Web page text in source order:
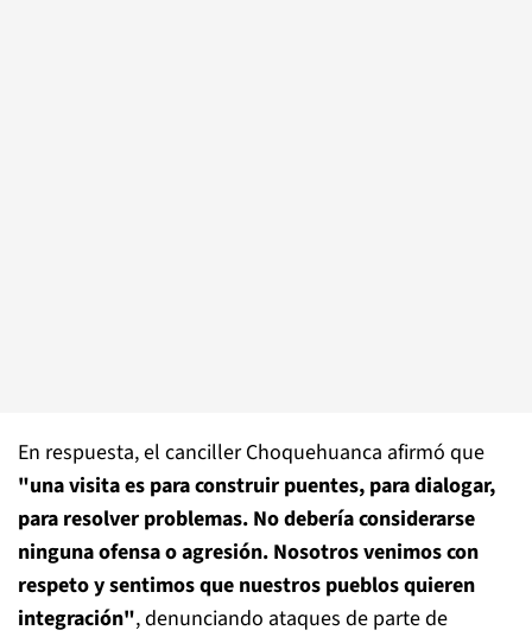
En respuesta, el canciller Choquehuanca afirmó que
"una visita es para construir puentes, para dialogar,
para resolver problemas. No debería considerarse
ninguna ofensa o agresión. Nosotros venimos con
respeto y sentimos que nuestros pueblos quieren
integración", denunciando ataques de parte de